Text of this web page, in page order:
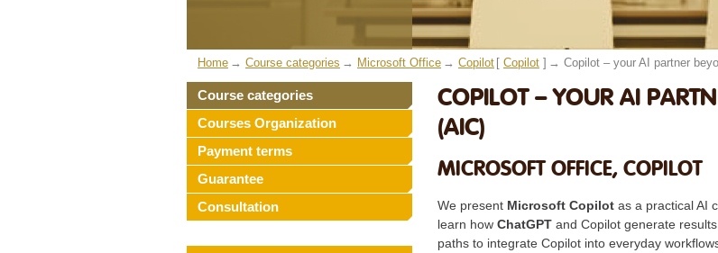
Home Course categories Microsoft Office Copilot [ Copilot ] Copilot – your AI partner
Course categories
Courses Organization
Payment terms
Guarantee
Consultation
COPILOT – YOUR AI
(AIC)
MICROSOFT OFFICE, COPILOT
We present Microsoft Copilot as a practical AI
learn howChatGPT and Copilot generate
paths to integrate Copilot into everyday